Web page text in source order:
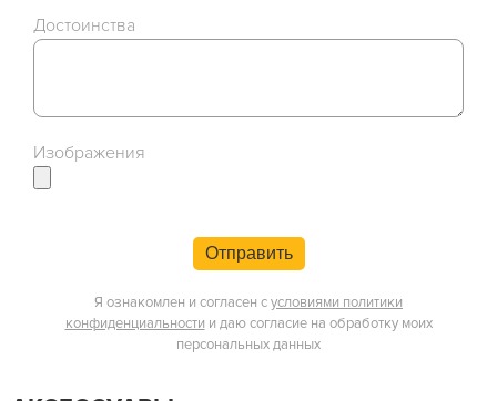
Достоинства
Изображения
Отправить
Я ознакомлен и согласен сусловиями политики
конфиденциальности и даю согласие на обработку моих
персональных данных